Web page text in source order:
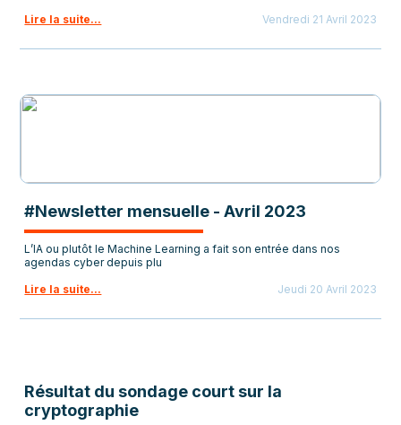
Lire la suite...
Vendredi 21 Avril 2023
#Newsletter mensuelle - Avril 2023
L’IA ou plutôt le Machine Learning a fait son entrée dans nos
agendas cyber depuis plu
Lire la suite...
Jeudi 20 Avril 2023
Résultat du sondage court sur la
cryptographie